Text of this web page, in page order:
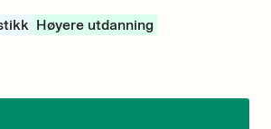
Høyere utdanning